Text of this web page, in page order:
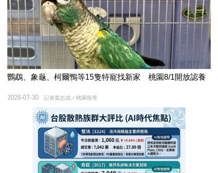
鸚鵡、象龜、柯爾鴨等15隻特寵找新家 桃園8/1開放認養
記者葉志成／桃園報導
2026-07-30